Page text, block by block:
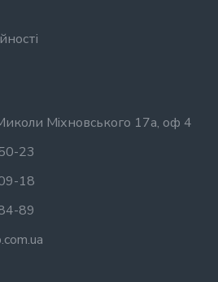
Міхновського 17а, оф 4
23
18
89